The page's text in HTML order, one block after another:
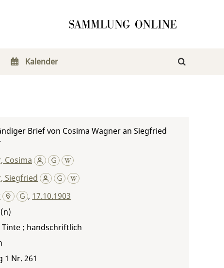
Kalender
Brief von Cosima Wagner an Siegfried
Cosima
Siegfried
, 17.10.1903
Tinte ; handschriftlich
1 Nr. 261